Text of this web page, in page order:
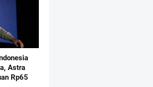
Astra
Rp65